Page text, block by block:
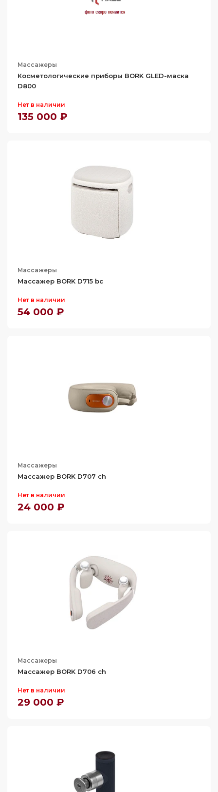
Массажеры
Косметологические приборы BORK GLED-маска
D800
Нет в наличии
135 000 ₽
Массажеры
Массажер BORK D715 bc
Нет в наличии
54 000 ₽
Массажеры
Массажер BORK D707 ch
Нет в наличии
24 000 ₽
Массажеры
Массажер BORK D706 ch
Нет в наличии
29 000 ₽